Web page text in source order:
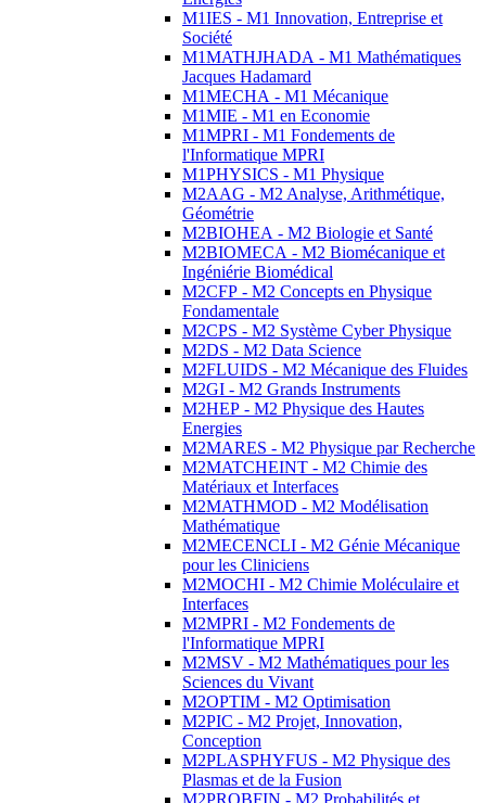
M1IES - M1 Innovation, Entreprise et
Société
M1MATHJHADA - M1 Mathématiques
Jacques Hadamard
M1MECHA - M1 Mécanique
M1MIE - M1 en Economie
M1MPRI - M1 Fondements de
l'Informatique MPRI
M1PHYSICS - M1 Physique
M2AAG - M2 Analyse, Arithmétique,
Géométrie
M2BIOHEA - M2 Biologie et Santé
M2BIOMECA - M2 Biomécanique et
Ingéniérie Biomédical
M2CFP - M2 Concepts en Physique
Fondamentale
M2CPS - M2 Système Cyber Physique
M2DS - M2 Data Science
M2FLUIDS - M2 Mécanique des Fluides
M2GI - M2 Grands Instruments
M2HEP - M2 Physique des Hautes
Energies
M2MARES - M2 Physique par Recherche
M2MATCHEINT - M2 Chimie des
Matériaux et Interfaces
M2MATHMOD - M2 Modélisation
Mathématique
M2MECENCLI - M2 Génie Mécanique
pour les Cliniciens
M2MOCHI - M2 Chimie Moléculaire et
Interfaces
M2MPRI - M2 Fondements de
l'Informatique MPRI
M2MSV - M2 Mathématiques pour les
Sciences du Vivant
M2OPTIM - M2 Optimisation
M2PIC - M2 Projet, Innovation,
Conception
M2PLASPHYFUS - M2 Physique des
Plasmas et de la Fusion
M2PROBFIN - M2 Probabilités et